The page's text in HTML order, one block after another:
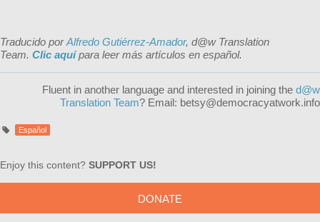
Traducido porAlfredo Gutiérrez-Amador, d@w Translation
Team. Clic aquípara leer más artículos en español.
Fluent in another language and interested in joining the d@w
Translation Team? Email: betsy@democracyatwork.info
Español
Enjoy this content? SUPPORT US!
DONATE